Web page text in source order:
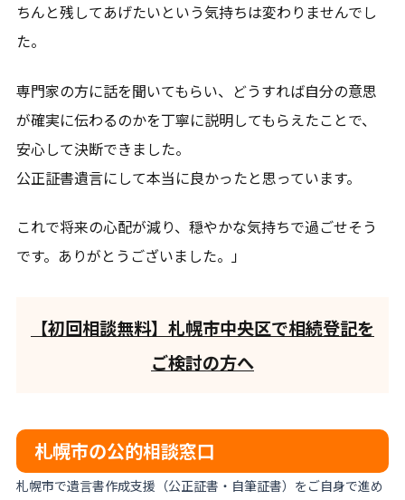
ちんと残してあげたいという気持ちは変わりませんでし
た。
専門家の方に話を聞いてもらい、どうすれば自分の意思
が確実に伝わるのかを丁寧に説明してもらえたことで、
安心して決断できました。
公正証書遺言にして本当に良かったと思っています。
これで将来の心配が減り、穏やかな気持ちで過ごせそう
です。ありがとうございました。」
【初回相談無料】札幌市中央区で相続登記を
ご検討の方へ
札幌市の公的相談窓口
札幌市で遺言書作成支援（公正証書・自筆証書）をご自身で進め